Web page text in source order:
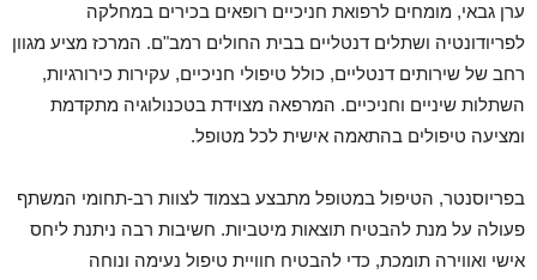
ערן גבאי, מומחים לרפואת חניכיים רופאים בכירים במחלקה
לפריודונטיה ושתלים דנטליים בבית החולים רמב"ם. המרכז מציע מגוון
רחב של שירותים דנטליים, כולל טיפולי חניכיים, עקירות כירורגיות,
השתלות שיניים וחניכיים. המרפאה מצוידת בטכנולוגיה מתקדמת
ומציעה טיפולים בהתאמה אישית לכל מטופל.
בפריוסנטר, הטיפול במטופל מתבצע בצמוד לצוות רב-תחומי המשתף
פעולה על מנת להבטיח תוצאות מיטביות. חשיבות רבה ניתנת ליחס
אישי ואווירה תומכת, כדי להבטיח חוויית טיפול נעימה ונוחה